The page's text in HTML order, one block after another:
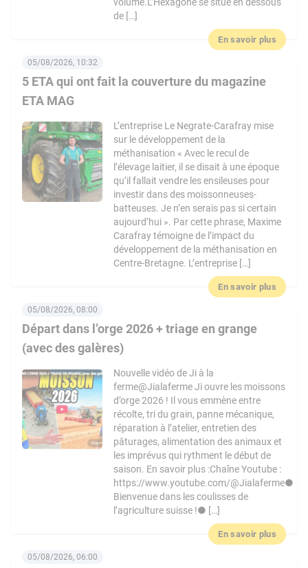
de […]
En savoir plus
5 ETA qui ont fait la couverture du magazine
ETA MAG
05/08/2026, 10:32
L’entreprise Le Negrate-Carafray mise
sur le développement de la
méthanisation « Avec le recul de
l’élevage laitier, il se disait à une époque
qu’il fallait vendre les ensileuses pour
investir dans des moissonneuses-
batteuses. Je n’en serais pas si certain
aujourd’hui ». Par cette phrase, Maxime
Carafray témoigne de l’impact du
développement de la méthanisation en
Centre-Bretagne. L’entreprise […]
En savoir plus
Départ dans l’orge 2026 + triage en grange
(avec des galères)
05/08/2026, 08:00
Nouvelle vidéo de Ji à la
ferme@Jialaferme Ji ouvre les moissons
d’orge 2026 ! Il vous emmène entre
récolte, tri du grain, panne mécanique,
réparation à l’atelier, entretien des
pâturages, alimentation des animaux et
les imprévus qui rythment le début de
saison. En savoir plus :Chaîne Youtube :
https://www.youtube.com/@Jialaferme●
Bienvenue dans les coulisses de
l’agriculture suisse !● […]
En savoir plus
05/08/2026, 06:00